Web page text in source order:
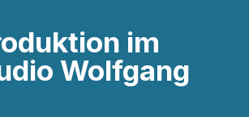
im
Wolfgang